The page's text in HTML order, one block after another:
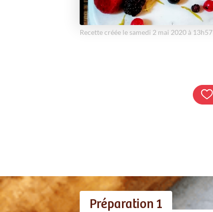
Recette créée le samedi 2 mai 2020 à 13h57
Préparation 1